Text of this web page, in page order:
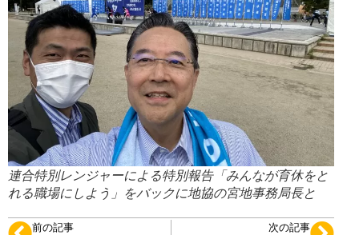
連合特別レンジャーによる特別報告「みんなが育休をと
れる職場にしよう」をバックに地協の宮地事務局長と
前の記事 次の記事